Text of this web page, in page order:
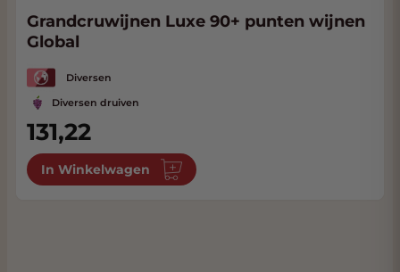
Grandcruwijnen Luxe 90+ punten wijnen
Global
Diversen
Diversen druiven
131,22
In Winkelwagen